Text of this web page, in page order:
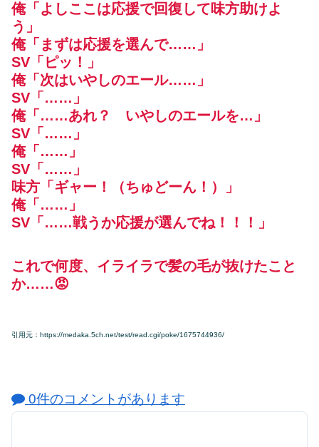
俺「よしここは応援で回復して味方助けよ
う」
俺「まずは応援を選んで……」
SV「ピッ！」
俺「次はいやしのエール……」
SV「……」
俺「……あれ？ いやしのエールを…」
SV「……」
俺「……」
SV「……」
味方「ギャー！（ちゅどーん！）」
俺「……」
SV「……戦うか応援が選んでね！！！」
これで何度、イライラで髪の毛が抜けたこと
か……😡
引用元：https://medaka.5ch.net/test/read.cgi/poke/1675744936/
0件のコメントがあります